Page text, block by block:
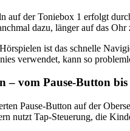
auf der Toniebox 1 erfolgt
dazu, länger auf das
ist das schnelle
verwendet, kann so
– vom Pause-Button
Pause-Button auf der
nutzt Tap-Steuerung, die